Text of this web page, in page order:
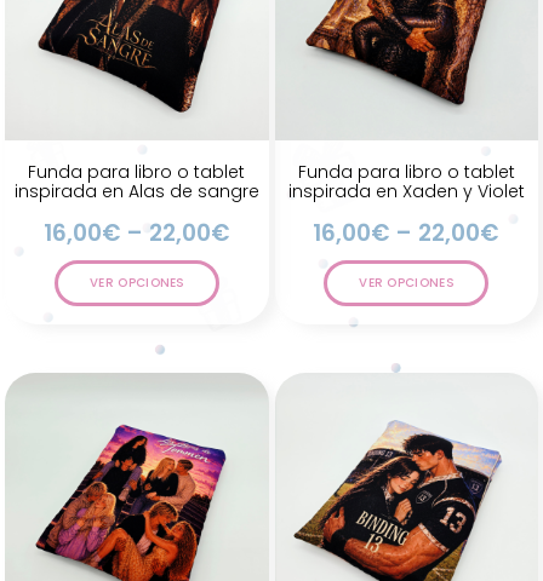
Funda para libro o tablet
inspirada en Alas de sangre
16,00€ – 22,00€
VER OPCIONES
Funda para libro o tablet
inspirada en Xaden y Violet
16,00€ – 22,00€
VER OPCIONES